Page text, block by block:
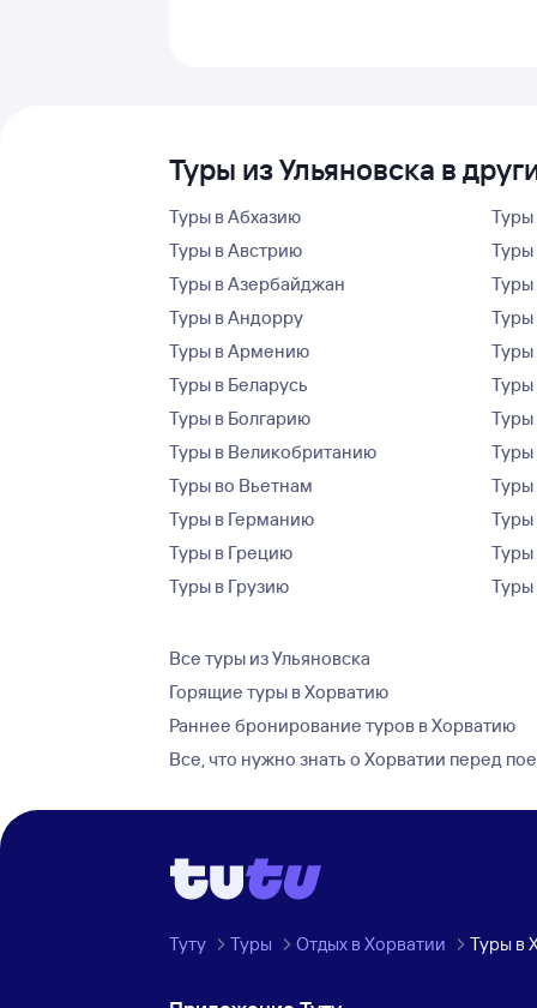
Туры из Ульяновска в
Туры в Абхазию
Туры в Австрию
Туры в Азербайджан
Туры в Андорру
Туры в Армению
Туры в Беларусь
Туры в Болгарию
Туры в Великобританию
Туры во Вьетнам
Туры в Германию
Туры в Грецию
Туры в Грузию
Туры
Туры
Туры
Туры
Туры
Туры
Все туры из Ульяновска
Горящие туры в Хорватию
Раннее бронирование туров в Хорватию
Все, что нужно знать о Хорватии перед
Туту Туры Отдых в Хорватии Туры в